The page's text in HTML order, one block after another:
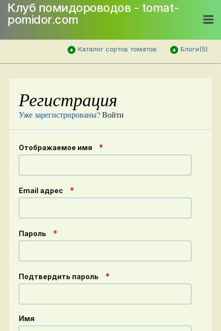
Клуб помидороводов - tomat-
pomidor.com
Каталог сортов томатов Блоги(5)
Регистрация
Уже зарегистрированы?Войти
Отображаемое имя
Email адрес
Пароль
Подтвердить пароль
Имя